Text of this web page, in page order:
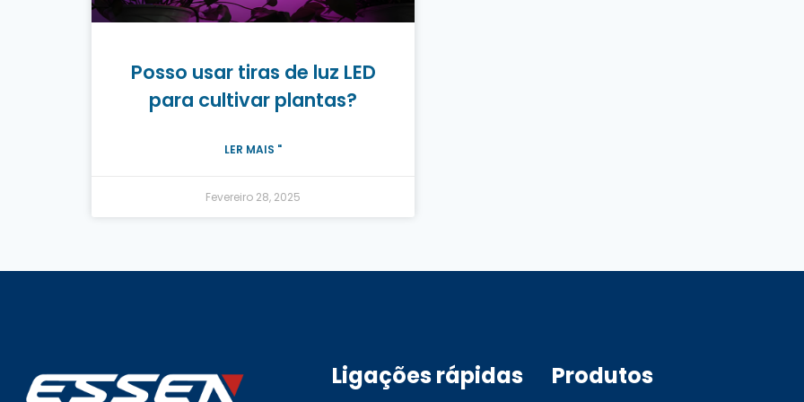
Posso usar tiras de luz LED
para cultivar plantas?
LER MAIS "
Fevereiro 28, 2025
Ligações rápidas Produtos